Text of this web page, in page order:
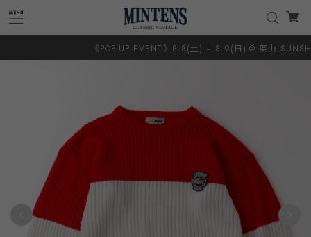
《POP UP EVENT》8.8(土) ~ 8.9(日) @ 葉山